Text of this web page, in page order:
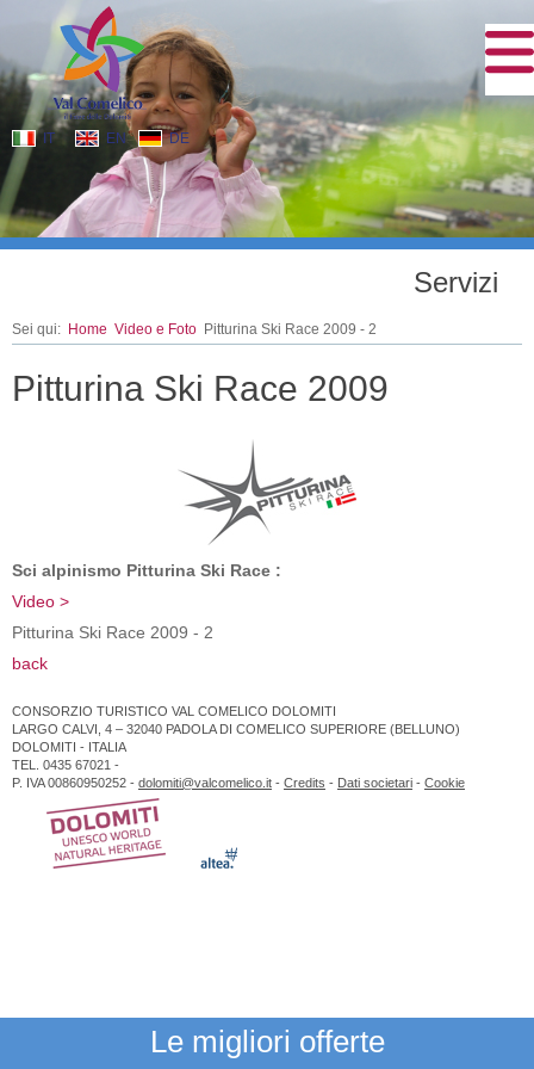
IT EN DE
Le migliori offerte
Servizi
Sei qui: Home Video e Foto Pitturina Ski Race 2009 - 2
Pitturina Ski Race 2009
Sci alpinismo Pitturina Ski Race :
Video >
Pitturina Ski Race 2009 - 2
back
CONSORZIO TURISTICO VAL COMELICO DOLOMITI
LARGO CALVI, 4 – 32040 PADOLA DI COMELICO SUPERIORE (BELLUNO)
DOLOMITI - ITALIA
TEL. 0435 67021 -
P. IVA 00860950252 - dolomiti@valcomelico.it - Credits - Dati societari - Cookie